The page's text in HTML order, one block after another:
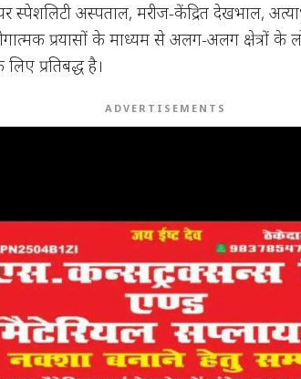
स्पेशलिटी अस्पताल, मरीज-केंद्रित देखभाल,
प्रयासों के माध्यम से अलग-अलग क्षेत्रों के
प्रतिबद्ध है।
ADVERTISEMENTS